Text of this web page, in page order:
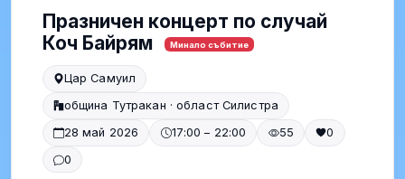
Празничен концерт по случай
Коч Байрям
Минало събитие
Цар Самуил
община Тутракан · област Силистра
28 май 2026
17:00 – 22:00 55
0
0